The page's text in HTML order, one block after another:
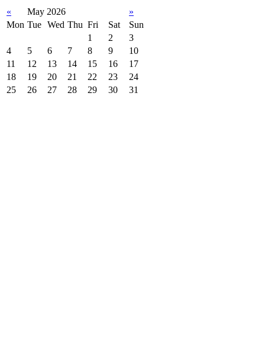
« May 2026
»
Mon Tue Wed Thu Fri Sat
Sun
1
2
3
4
5 6 7 8 9
10
11
12 13 14 15 16
17
18
19 20 21 22 23
24
25
26 27 28 29 30 31